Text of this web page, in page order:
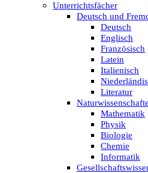
Unterrichtsfächer
Deutsch und
Deutsch
Englisch
Französisch
Latein
Italienisch
Literatur
Mathematik
Physik
Biologie
Chemie
Informatik